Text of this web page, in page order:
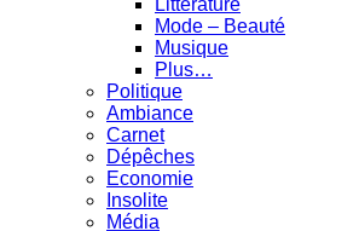
Littérature
Mode – Beauté
Musique
Plus…
Politique
Ambiance
Carnet
Dépêches
Economie
Insolite
Média